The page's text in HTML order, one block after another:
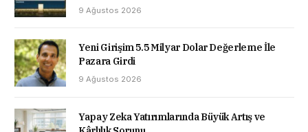
9 Ağustos 2026
Yeni Girişim 5.5 Milyar Dolar Değerleme İle
Pazara Girdi
9 Ağustos 2026
Yapay Zeka Yatırımlarında Büyük Artış ve